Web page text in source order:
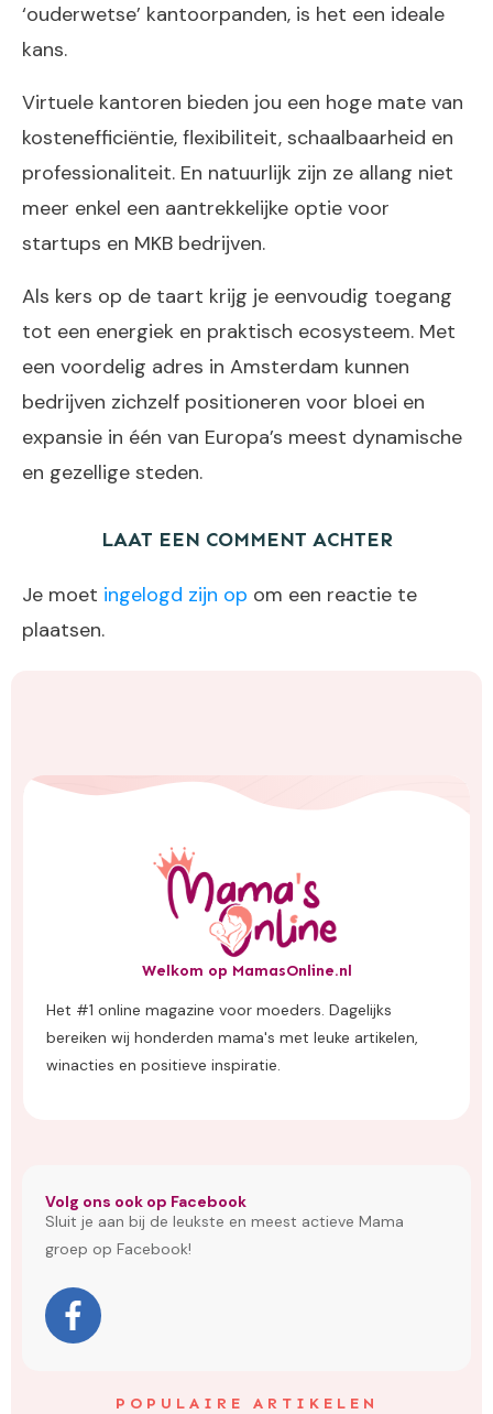
‘ouderwetse’ kantoorpanden, is het een ideale
kans.
Virtuele kantoren bieden jou een hoge mate van
kostenefficiëntie, flexibiliteit, schaalbaarheid en
professionaliteit. En natuurlijk zijn ze allang niet
meer enkel een aantrekkelijke optie voor
startups en MKB bedrijven.
Als kers op de taart krijg je eenvoudig toegang
tot een energiek en praktisch ecosysteem. Met
een voordelig adres in Amsterdam kunnen
bedrijven zichzelf positioneren voor bloei en
expansie in één van Europa’s meest dynamische
en gezellige steden.
LAAT EEN COMMENT ACHTER
Je moet ingelogd zijn op om een reactie te
plaatsen.
Welkom op MamasOnline.nl
Het #1 online magazine voor moeders. Dagelijks
bereiken wij honderden mama's met leuke artikelen,
winacties en positieve inspiratie.
Volg ons ook op Facebook
Sluit je aan bij de leukste en meest actieve Mama
groep op Facebook!
POPULAIRE ARTIKELEN